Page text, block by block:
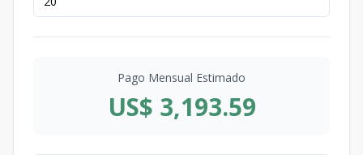
Pago Mensual Estimado
US$ 3,193.59